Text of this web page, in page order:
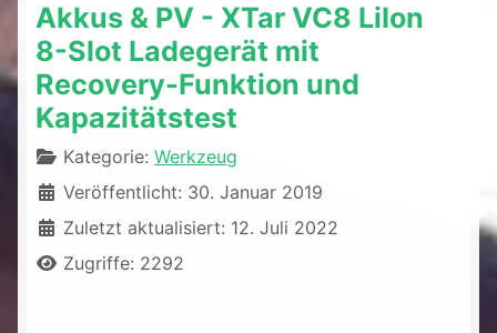
Akkus & PV - XTar VC8 LiIon
8-Slot Ladegerät mit
Recovery-Funktion und
Kapazitätstest
DetailsKategorie: Werkzeug
Veröffentlicht: 30. Januar 2019
Zuletzt aktualisiert: 12. Juli 2022
Zugriffe: 2292